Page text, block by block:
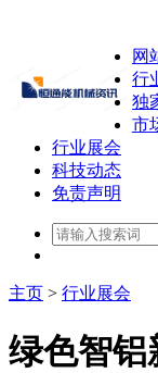
网
行
独
市
行业展会
科技动态
免责声明
主页 > 行业展会
绿色智铝